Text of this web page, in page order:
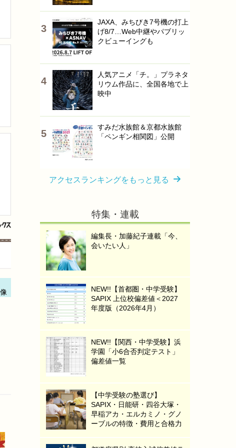
JAXA、みちびき7号機の打上
げ8/7…Web中継やパブリッ
クビューイングも
人気アニメ「チ。」プラネタ
リウム作品に、全国各地で上
映中
すみだ水族館＆京都水族館
「ペンギン相関図」公開
アクセスランキングをもっと見る
特集・連載
編集長・加藤紀子連載「今、
会いたい人」
NEW!!【首都圏・中学受験】
SAPIX 上位校偏差値＜2027
年度版（2026年4月）
NEW!!【関西・中学受験】浜
学園「小6合否判定テスト」
偏差値一覧
【中学受験の塾選び】
SAPIX・日能研・四谷大塚・
早稲アカ・エルカミノ・グノ
ーブルの特徴・費用と合格力